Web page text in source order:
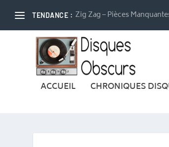
TENDANCE : Zig Zag – Pièces
ACCUEIL CHRONIQUES